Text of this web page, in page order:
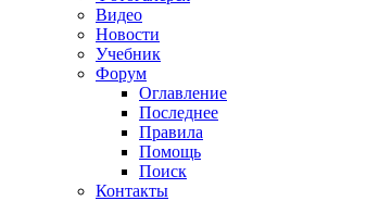
Видео
Новости
Учебник
Форум
Оглавление
Последнее
Правила
Помощь
Поиск
Контакты